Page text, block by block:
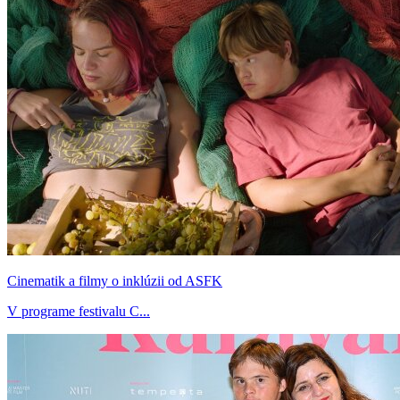
Cinematik a filmy o inklúzii od ASFK
V programe festivalu C...